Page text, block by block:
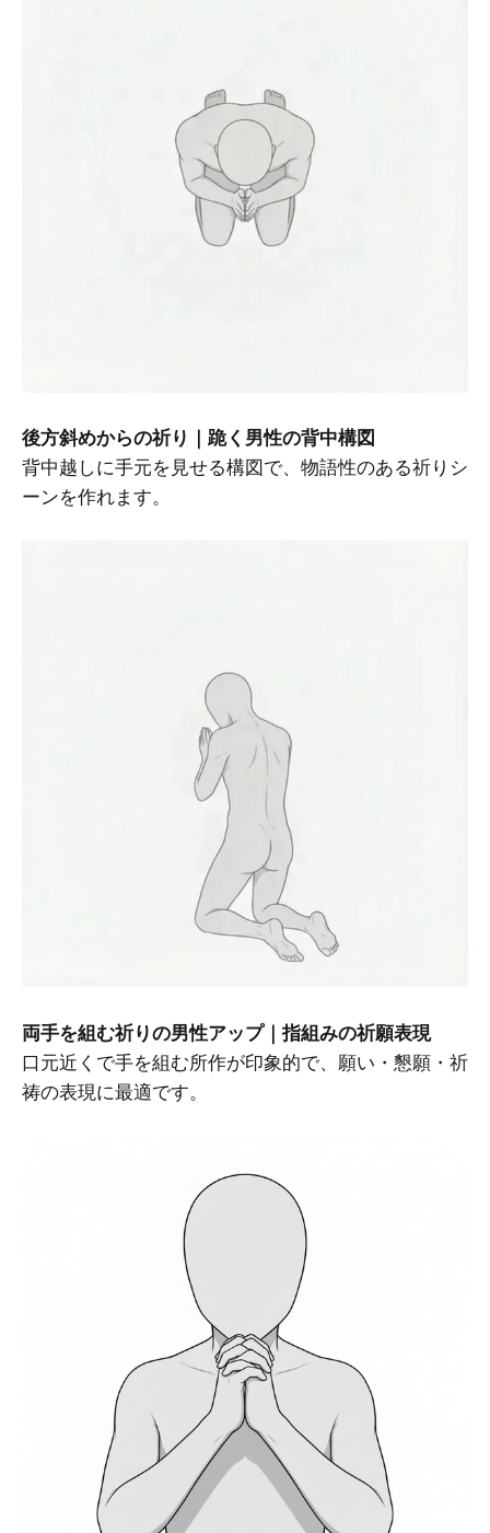
後方斜めからの祈り｜跪く男性の背中構図
背中越しに手元を見せる構図で、物語性のある祈りシ
ーンを作れます。
両手を組む祈りの男性アップ｜指組みの祈願表現
口元近くで手を組む所作が印象的で、願い・懇願・祈
祷の表現に最適です。